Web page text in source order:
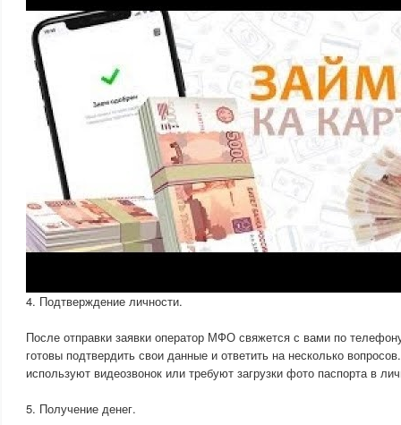
4. Подтверждение личности.
После отправки заявки оператор МФО свяжется с вами по
готовы подтвердить свои данные и ответить на несколько
используют видеозвонок или требуют загрузки фото паспорта в
5. Получение денег.